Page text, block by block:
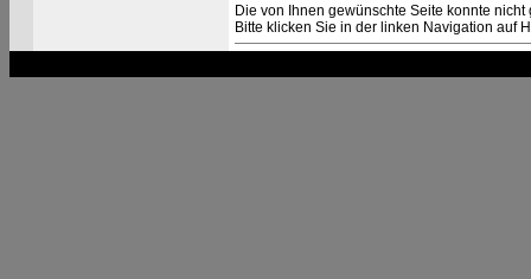
Die von Ihnen gewünschte Seite konnte nicht
Bitte klicken Sie in der linken Navigation auf